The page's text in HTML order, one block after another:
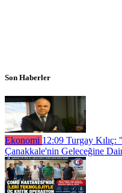
Son Haberler
Ekonomi 12:09 Turgay Kılıç:
Çanakkale'nin Geleceğine